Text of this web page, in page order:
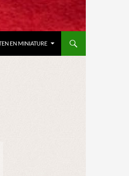
EN MINIATURE